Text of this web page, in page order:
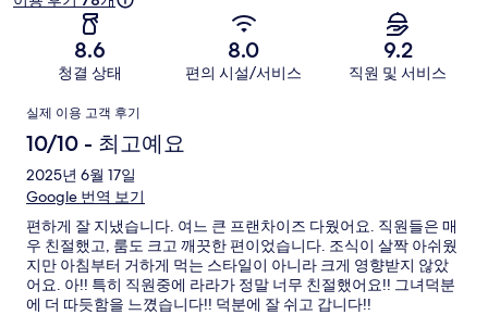
8.6
청결 상태
8.0
편의 시설/서비스
9.2
직원 및 서비스
이
용
후
기
실제 이용 고객 후기
10/10 - 최고예요
2025년 6월 17일
Google 번역 보기
편하게 잘 지냈습니다. 여느 큰 프랜차이즈 다웠어요. 직원들은 매
우 친절했고, 룸도 크고 깨끗한 편이었습니다. 조식이 살짝 아쉬웠
지만 아침부터 거하게 먹는 스타일이 아니라 크게 영향받지 않았
어요. 아!! 특히 직원중에 라라가 정말 너무 친절했어요!! 그녀덕분
에 더 따듯함을 느꼈습니다!! 덕분에 잘 쉬고 갑니다!!